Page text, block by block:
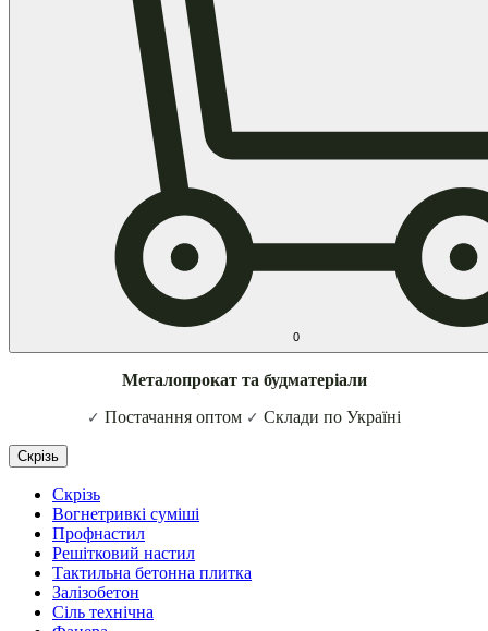
0
Металопрокат та будматеріали
✓ Постачання оптом ✓ Склади по Україні
Скрізь
Скрізь
Вогнетривкі суміші
Профнастил
Решітковий настил
Тактильна бетонна плитка
Залізобетон
Сіль технічна